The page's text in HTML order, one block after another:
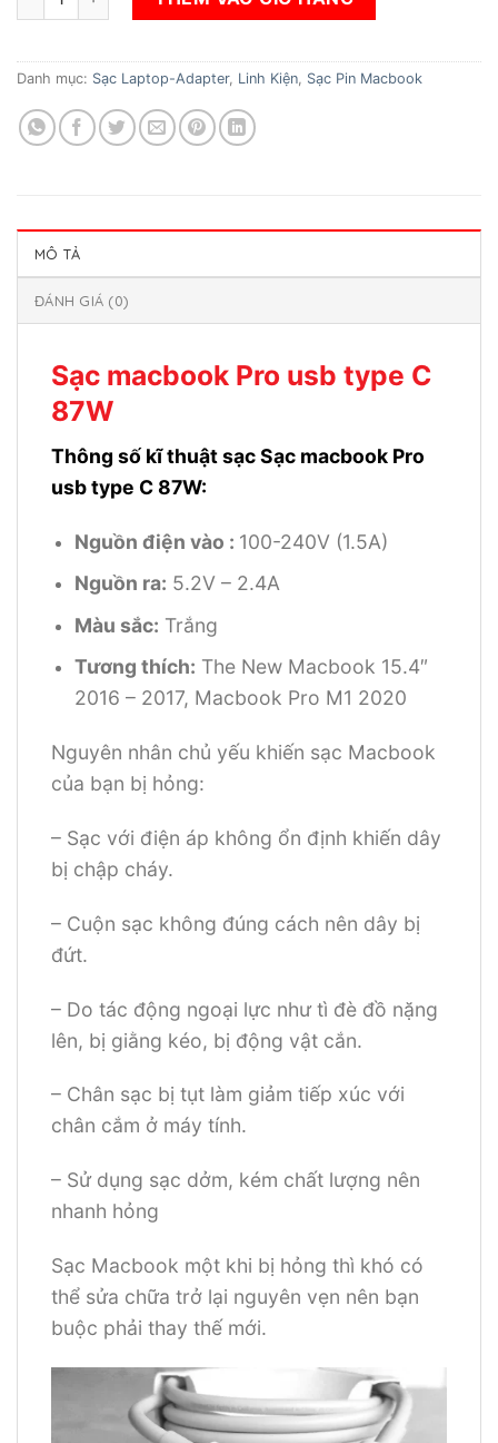
Danh mục: Sạc Laptop-Adapter, Linh Kiện Sạc Pin Macbook
MÔ TẢ
ĐÁNH GIÁ (0)
Sạc macbook Pro usb type C
87W
Thông số kĩ thuật sạc Sạc macbook Pro
usb type C 87W:
Nguồn điện vào : 100-240V (1.5A)
Nguồn ra: 5.2V – 2.4A
Màu sắc: Trắng
Tương thích: The New Macbook 15.4″
2016 – 2017, Macbook Pro M1 2020
Nguyên nhân chủ yếu khiến sạc Macbook
của bạn bị hỏng:
– Sạc với điện áp không ổn định khiến dây
bị chập cháy.
– Cuộn sạc không đúng cách nên dây bị
đứt.
– Do tác động ngoại lực như tì đè đồ nặng
lên, bị giằng kéo, bị động vật cắn.
– Chân sạc bị tụt làm giảm tiếp xúc với
chân cắm ở máy tính.
– Sử dụng sạc dởm, kém chất lượng nên
nhanh hỏng
Sạc Macbook một khi bị hỏng thì khó có
thể sửa chữa trở lại nguyên vẹn nên bạn
buộc phải thay thế mới.